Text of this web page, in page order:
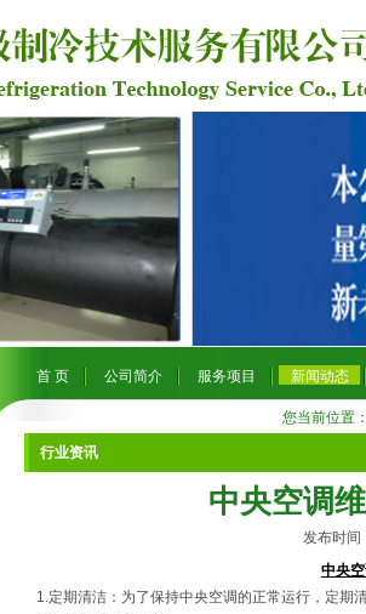
首 页 公司简介 服务项目 新闻动态
您当前位置：
行业资讯
中央空调
发布时
中央
1.定期清洁：为了保持中央空调的正常运行，定期